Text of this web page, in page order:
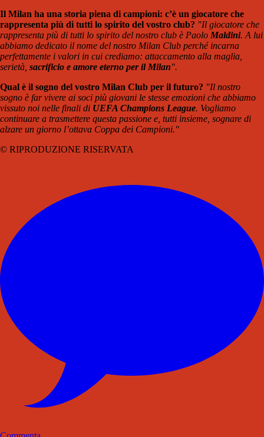
Il Milan ha una storia piena di campioni: c’è un giocatore che
rappresenta più di tutti lo spirito del vostro club? "Il giocatore che
rappresenta più di tutti lo spirito del nostro club è Paolo Maldini. A lui
abbiamo dedicato il nome del nostro Milan Club perché incarna
perfettamente i valori in cui crediamo: attaccamento alla maglia,
serietà, sacrificio e amore eterno per il Milan".
Qual è il sogno del vostro Milan Club per il futuro? "Il nostro
sogno è far vivere ai soci più giovani le stesse emozioni che abbiamo
vissuto noi nelle finali di UEFA Champions League. Vogliamo
continuare a trasmettere questa passione e, tutti insieme, sognare di
alzare un giorno l’ottava Coppa dei Campioni."
© RIPRODUZIONE RISERVATA